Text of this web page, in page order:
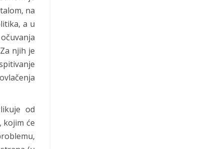
na
a u
njih je
od
kojim će